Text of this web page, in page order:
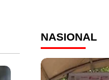
NASIONAL